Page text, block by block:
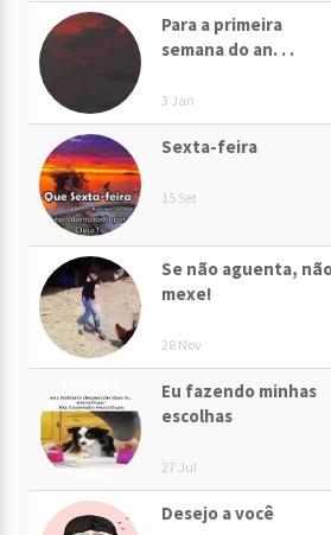
Para a primeira
semana do an. . .
3 Jan
Sexta-feira
15 Set
Se não aguenta,
mexe!
28 Nov
Eu fazendo minhas
escolhas
27 Jul
Desejo a você